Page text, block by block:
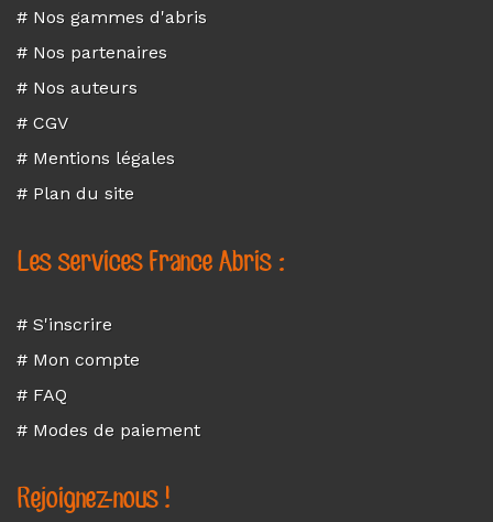
# Nos gammes d'abris
# Nos partenaires
# Nos auteurs
# CGV
# Mentions légales
# Plan du site
Les services France Abris :
# S'inscrire
# Mon compte
# FAQ
# Modes de paiement
Rejoignez-nous !